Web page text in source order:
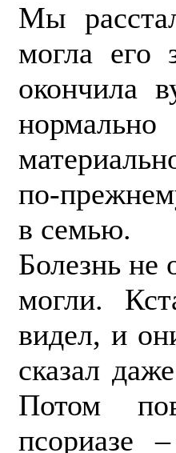
Мы
могла его
окончила
по-
в семью.
Болезнь не
могли.
видел, и
сказал
Потом
псориазе